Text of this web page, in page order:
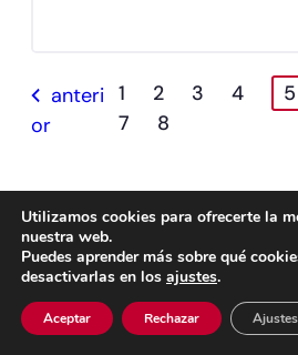
anteri
or
1 2 3 4 5
7
8
Ge
ner
al
Intern
acion
al
Instit
ucion
al
n y
empleo
Utilizamos cookies para ofrecerte la
nuestra web.
Puedes aprender más sobre qué
desactivarlas en los ajustes.
Aceptar Rechazar Ajustes